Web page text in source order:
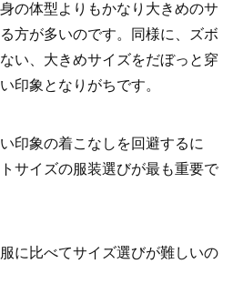
の体型よりもかなり大きめのサ
方が多いのです。同様に、ズボ
い、大きめサイズをだぼっと穿
印象となりがちです。
印象の着こなしを回避するに
サイズの服装選びが最も重要で
に比べてサイズ選びが難しいの